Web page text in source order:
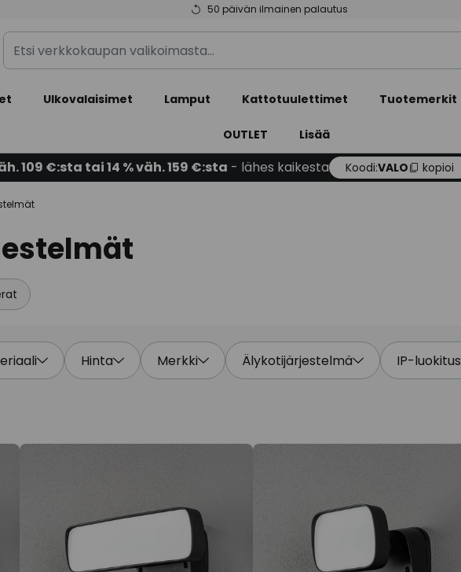
50 päivän ilmainen palautus
Etsi
verkkokaupan
Ulkovalaisimet Lamput Kattotuulettimet Tuotemerkit
OUTLET Lisää
109 €:sta tai 14 % väh. 159 €:sta - lähes kaikesta Koodi:VALO kopioi
Hinta Merkki Älykotijärjestelmä IP-luokitus